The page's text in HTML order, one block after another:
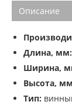
Описание
Длина, мм:
Ширина,
Высота,
Тип: